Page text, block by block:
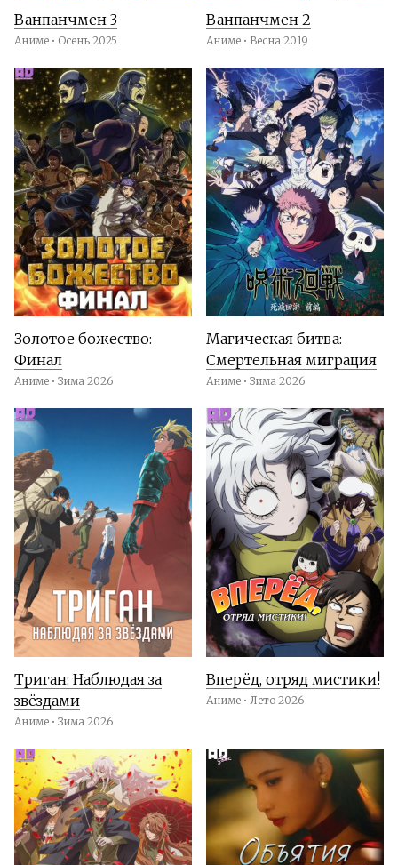
Ванпанчмен 3
Аниме • Осень 2025
Ванпанчмен 2
Аниме • Весна 2019
Золотое божество:
Финал
Аниме • Зима 2026
Магическая битва:
Смертельная миграция
Аниме • Зима 2026
Триган: Наблюдая за
звёздами
Аниме • Зима 2026
Вперёд, отряд мистики!
Аниме • Лето 2026